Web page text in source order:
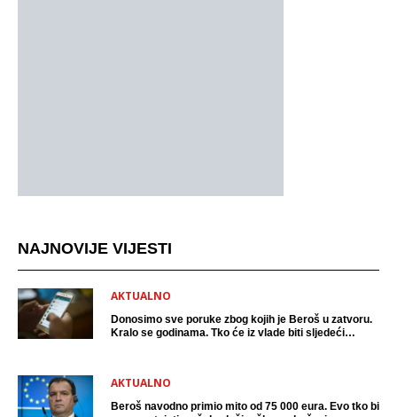
NAJNOVIJE VIJESTI
AKTUALNO
Donosimo sve poruke zbog kojih je Beroš u zatvoru.
Kralo se godinama. Tko će iz vlade biti sljedeći
AKTUALNO
Beroš navodno primio mito od 75 000 eura. Evo tko bi